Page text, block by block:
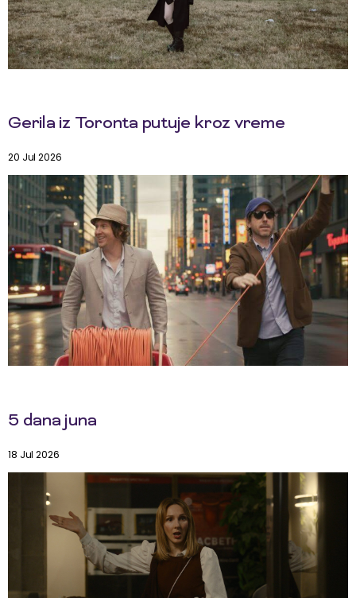
Gerila iz Toronta putuje kroz vreme
20 Jul 2026
5 dana juna
18 Jul 2026